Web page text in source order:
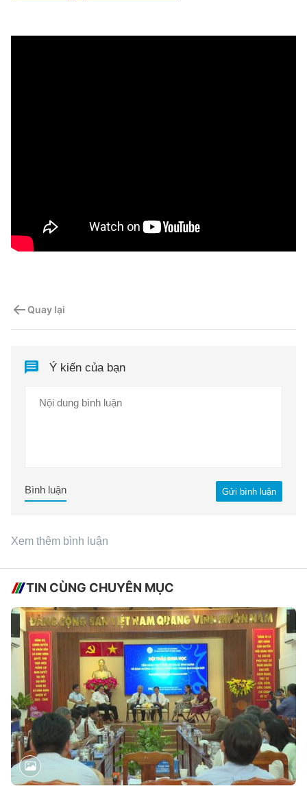
Quay lại
Ý kiến của bạn
Gửi bình luận
Bình luận
Xem thêm bình luận
TIN CÙNG CHUYÊN MỤC